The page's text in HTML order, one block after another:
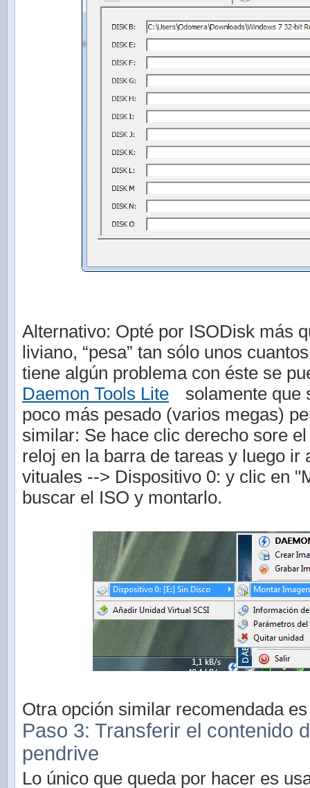
Alternativo: Opté por ISODisk más
liviano, “pesa” tan sólo unos
tiene algún problema con éste se
Daemon Tools Lite
solamente que
poco más pesado (varios megas)
similar: Se hace clic derecho sore
reloj en la barra de tareas y luego ir
vituales --> Dispositivo 0: y clic en
buscar el ISO y montarlo.
Otra opción similar recomendada
Paso 3: Transferir el contenido
pendrive
Lo único que queda por hacer es